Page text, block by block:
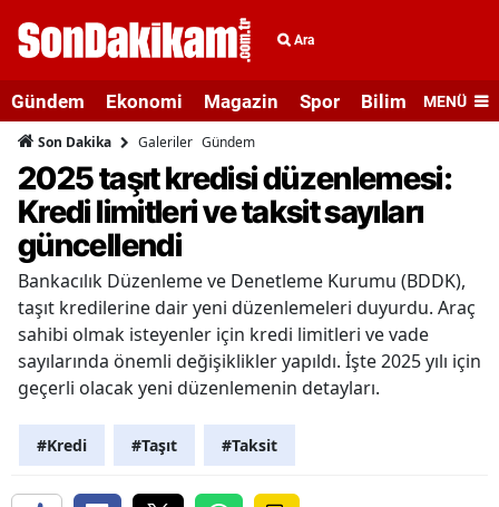
Ara
Gündem Ekonomi Magazin Spor Bilim veMENÜ
Son Dakika Galeriler Gündem
2025 taşıt kredisi düzenlemesi:
Kredi limitleri ve taksit sayıları
güncellendi
Bankacılık Düzenleme ve Denetleme Kurumu (BDDK),
taşıt kredilerine dair yeni düzenlemeleri duyurdu. Araç
sahibi olmak isteyenler için kredi limitleri ve vade
sayılarında önemli değişiklikler yapıldı. İşte 2025 yılı için
geçerli olacak yeni düzenlemenin detayları.
#Kredi #Taşıt #Taksit